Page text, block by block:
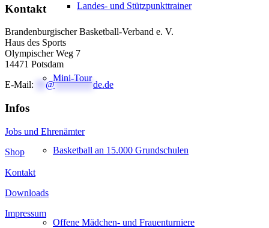
Landes- und Stützpunkttrainer
Mini-Tour
Basketball an 15.000 Grundschulen
Offene Mädchen- und Frauenturniere
Kontakt
Brandenburgischer Basketball-Verband e. V.
Haus des Sports
Olympischer Weg 7
14471 Potsdam
E-Mail:
@********de.de
Infos
Jobs und Ehrenämter
Shop
Kontakt
Downloads
Impressum